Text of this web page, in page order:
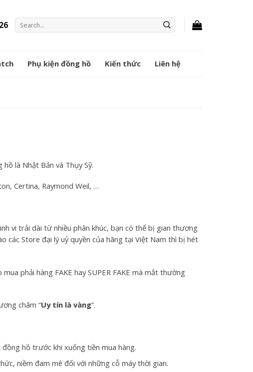
Search
for:
Phụ kiện đồng hồ Kiến thức Liên hệ
là Nhật Bản và Thụy Sỹ.
Certina, Raymond Weil, …
vi trải dài từ nhiều phân khúc, bạn có thể bị gian thương
các Store đại lý uỷ quyền của hãng tại Việt Nam thì bị hét
phải hàng FAKE hay SUPER FAKE mà mắt thường
châm “Uy tín là vàng”.
đồng hồ trước khi xuống tiền mua hàng.
niềm đam mê đối với những cỗ máy thời gian.